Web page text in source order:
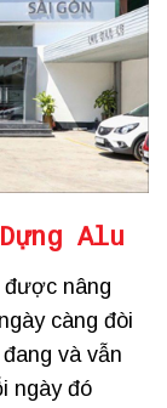
Alu
được nâng
càng đòi
và vẫn
ngày đó